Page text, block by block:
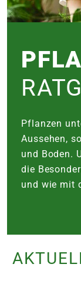
Pflanzen
Aussehen,
und Boden.
die
und wie mit